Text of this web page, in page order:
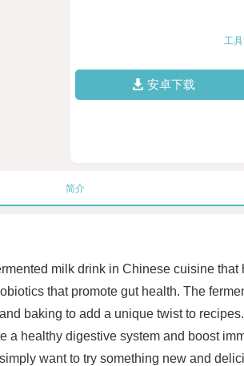
工具
安卓下载
简介
milk drink in Chinese cuisine
that promote gut health. The
baking to add a unique twist to
a healthy digestive system and boost
want to try something new and